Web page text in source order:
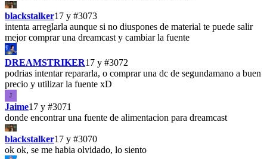
blackstalker17 y #3073
intenta arreglarla aunque si no diuspones de material te puede salir
mejor comprar una dreamcast y cambiar la fuente
DREAMSTRIKER17 y #3072
podrias intentar repararla, o comprar una dc de segundamano a buen
precio y utilizar la fuente xD
J
Jaime17 y #3071
donde encontrar una fuente de alimentacion para dreamcast
blackstalker17 y #3070
ok ok, se me habia olvidado, lo siento